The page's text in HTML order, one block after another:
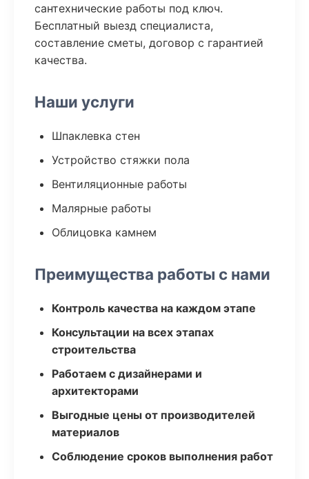
сантехнические работы под ключ.
Бесплатный выезд специалиста,
составление сметы, договор с гарантией
качества.
Наши услуги
Шпаклевка стен
Устройство стяжки пола
Вентиляционные работы
Малярные работы
Облицовка камнем
Преимущества работы с нами
Контроль качества на каждом этапе
Консультации на всех этапах
строительства
Работаем с дизайнерами и
архитекторами
Выгодные цены от производителей
материалов
Соблюдение сроков выполнения работ